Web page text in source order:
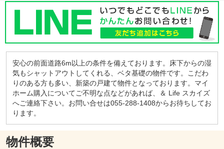
安心の前面道路6m以上の条件を備えております。床下からの湿
気もシャットアウトしてくれる、ベタ基礎の物件です。こだわ
りのある方も多い、新築の戸建て物件となっております。マイ
ホーム購入についてご不明な点などがあれば、＆ Life スカイズ
へご連絡下さい。お問い合せは055-288-1408からお待ちしてお
ります。
物件概要